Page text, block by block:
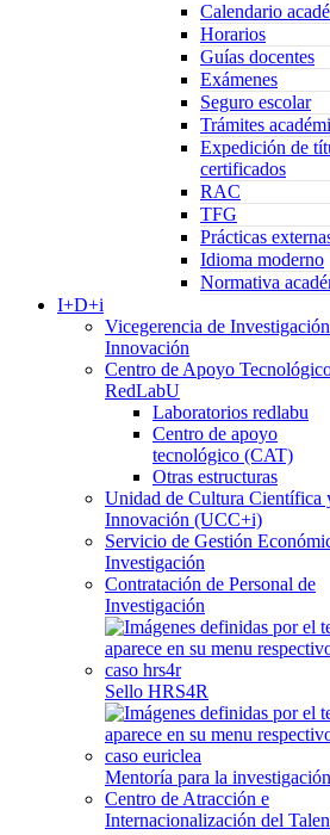
Calendario
Horarios
Guías docentes
Exámenes
Seguro escolar
Trámites
Expedición de
certificados
RAC
TFG
Prácticas
Idioma moderno
Normativa
I+D+i
Vicegerencia de
Innovación
Centro de Apoyo
RedLabU
Laboratorios redlabu
Centro de apoyo
tecnológico (CAT)
Otras estructuras
Unidad de Cultura Científica
Innovación (UCC+i)
Servicio de Gestión
Investigación
Contratación de Personal de
Investigación
Sello HRS4R
Mentoría para la
Centro de Atracción e
Internacionalización del